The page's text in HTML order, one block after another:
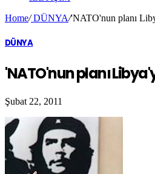
Home/DÜNYA/'NATO'nun planı
DÜNYA
'NATO'nun planı
Şubat 22, 2011